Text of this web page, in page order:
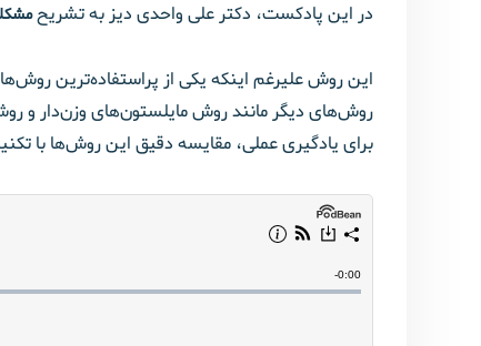
در این پادکست، دکتر علی واحدی دیز به تشریح
این روش علیرغم اینکه یکی از پراستفاده‌ترین
روش‌های دیگر مانند روش مایلستون‌های وزن‌دار و
برای یادگیری عملی، مقایسه دقیق این روش‌ها با